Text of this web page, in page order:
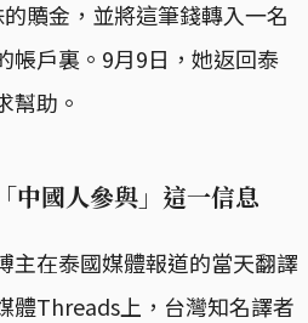
贖金，並將這筆錢轉入一名
帳戶裏。9月9日，她返回泰
幫助。
中國人參與」這一信息
主在泰國媒體報道的當天翻譯
體Threads上，台灣知名譯者